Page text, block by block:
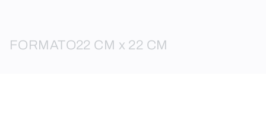
FORMATO22 CM x 22 CM